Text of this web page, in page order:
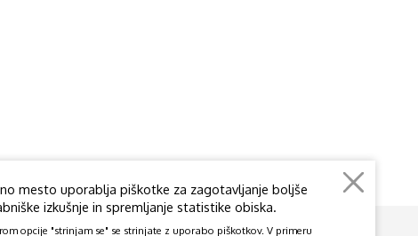
mesto uporablja piškotke za zagotavljanje boljše
izkušnje in spremljanje statistike obiska.
opcije "strinjam se" se strinjate z uporabo piškotkov. V primeru